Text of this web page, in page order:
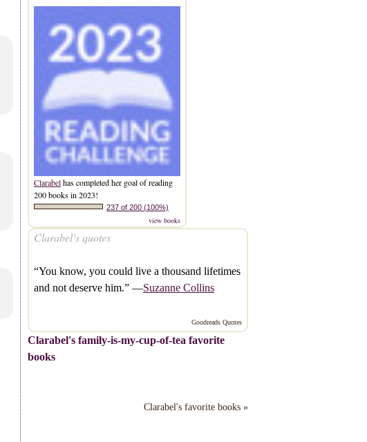
Clarabelhas completed her goal of reading
200 books in 2023!
237 of 200 (100%)
view books
Clarabel’s quotes
“You know, you could live a thousand lifetimes
and not deserve him.” —Suzanne Collins
Goodreads Quotes
Clarabel's family-is-my-cup-of-tea favorite
books
Clarabel's favorite books »